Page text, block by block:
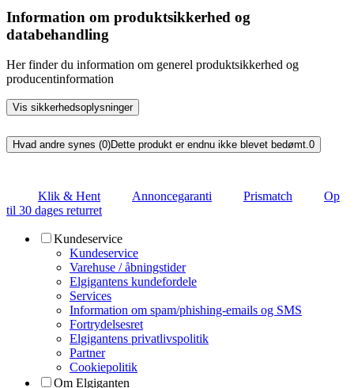
Information om produktsikkerhed og
databehandling
Her finder du information om generel produktsikkerhed og
producentinformation
Vis sikkerhedsoplysninger
Hvad andre synes (0)Dette produkt er endnu ikke blevet bedømt.0
Klik & Hent Annoncegaranti Prismatch
Op
til 30 dages returret
Kundeservice
Kundeservice
Varehuse / åbningstider
Elgigantens kundefordele
Services
Information om spam/phishing-emails og SMS
Fortrydelsesret
Elgigantens privatlivspolitik
Partner
Cookiepolitik
Om Elgiganten